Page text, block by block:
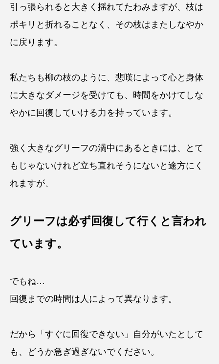
引っ張られると大きく揺れてたわみますが、枝は
ポキリと折れることなく、その枝はまたしなやか
に戻ります。
私たちも柳の枝のように、悲嘆によって心と身体
に大きなダメージを受けても、時間をかけてしな
やかに回復していける力を持っています。
強く大きなグリーフの渦中にあるときには、とて
もじゃないけれど立ち直れそうにないと途方にく
れますが、
グリーフは必ず回復して行くと言われ
ています。
でもね…
回復までの時間は人によって異なります。
だから「すぐに回復できない」自分がいたとして
も、どうか急ぎ過ぎないでください。